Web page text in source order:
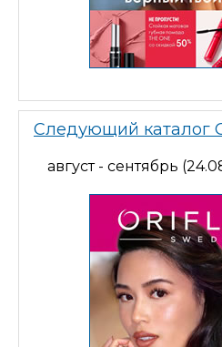
Следующий каталог
август - сентябрь